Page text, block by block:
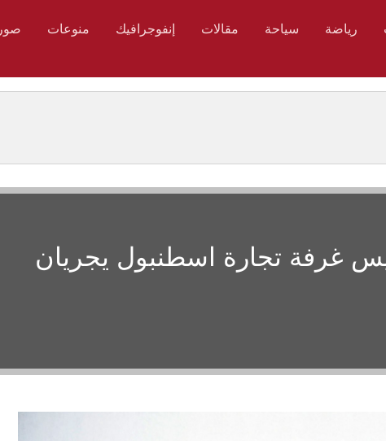
رياضة سياحة مقالات إنفوجرافيك منوعات صور
غرفة تجارة اسطنبول يجريان